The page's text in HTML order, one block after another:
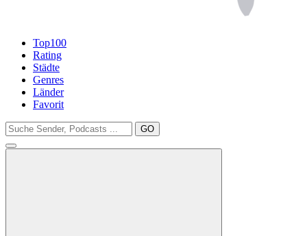
Top100
Rating
Städte
Genres
Länder
Favorit
GO